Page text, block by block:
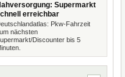
Supermarkt
erreichbar
Pkw-Fahrzeit
nächsten
Discounter bis 5